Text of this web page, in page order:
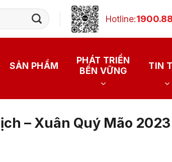
Hotline:
SẢN PHẨM
PHÁT TRIỂN
BỀN VỮNG
TIN
– Xuân Quý Mão 2023